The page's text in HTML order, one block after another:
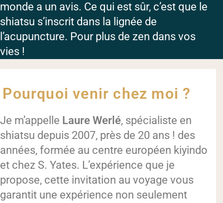
monde a un avis. Ce qui est sûr, c’est que le
shiatsu s’inscrit dans la lignée de
l’acupuncture. Pour plus de zen dans vos
vies !
Pourquoi venir chez moi ?
Je m’appelle Laure Werlé, spécialiste en
shiatsu depuis 2007, près de 20 ans ! des
années, formée au centre européen kiyindo
et chez S. Yates. L’expérience que je
propose, cette invitation au voyage vous
garantit une expérience non seulement